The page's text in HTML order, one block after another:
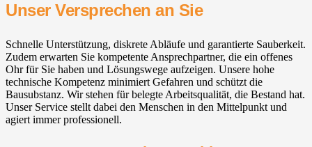
Unser Versprechen an Sie
Schnelle Unterstützung, diskrete Abläufe und garantierte Sauberkeit.
Zudem erwarten Sie kompetente Ansprechpartner, die ein offenes
Ohr für Sie haben und Lösungswege aufzeigen. Unsere hohe
technische Kompetenz minimiert Gefahren und schützt die
Bausubstanz. Wir stehen für belegte Arbeitsqualität, die Bestand hat.
Unser Service stellt dabei den Menschen in den Mittelpunkt und
agiert immer professionell.